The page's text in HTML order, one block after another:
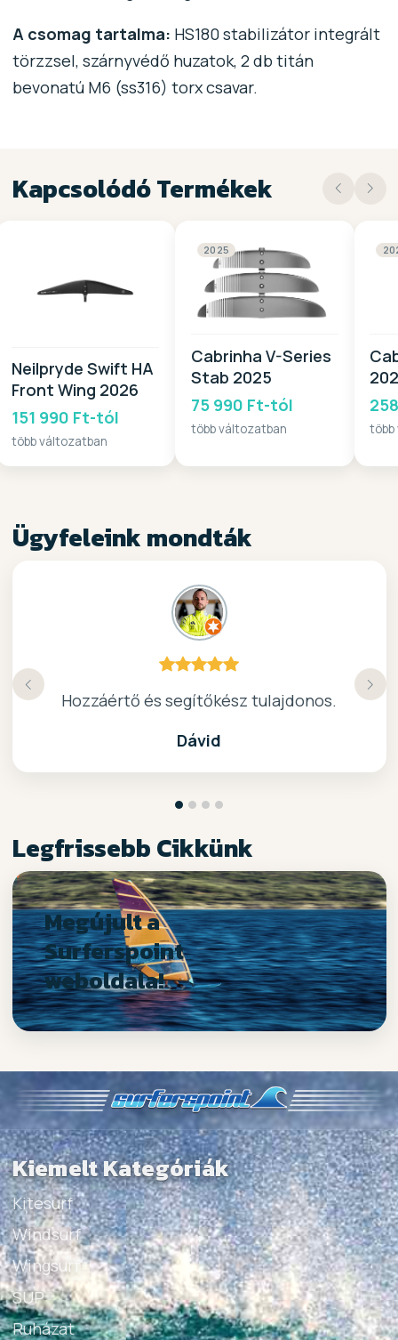
A csomag tartalma: HS180 stabilizátor integrált
törzzsel, szárnyvédő huzatok, 2 db titán
bevonatú M6 (ss316) torx csavar.
Kapcsolódó Termékek
Neilpryde Swift HA
Front Wing 2026
151 990 Ft-tól
több változatban
2025
Cabrinha V-Series
Stab 2025
75 990 Ft-tól
több változatban
Ügyfeleink mondták
Hozzáértő és segítőkész tulajdonos.
Dávid
kiváló surf-ös bolt .. ajánlom!
Nagyon kedves elado, jo kis bolt :)
Köszönöm a gyors, barátságos kiszolgálast.
Legfrissebb Cikkünk
Megújult a
Surferspoint
weboldala!
Kiemelt Kategóriák
Kitesurf
Windsurf
Wingsurf
SUP
Ruházat